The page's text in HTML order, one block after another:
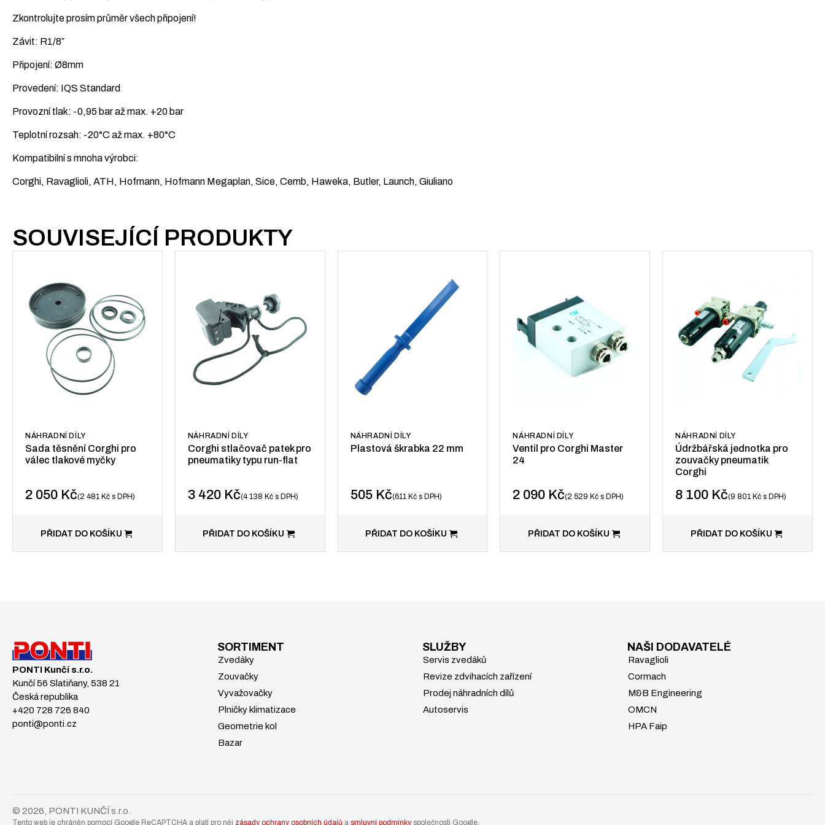
Zkontrolujte prosím průměr všech připojení!
Závit: R1/8″
Připojení: Ø8mm
Provedení: IQS Standard
Provozní tlak: -0,95 bar až max. +20 bar
Teplotní rozsah: -20°C až max. +80°C
Kompatibilní s mnoha výrobci:
Corghi, Ravaglioli, ATH, Hofmann, Hofmann Megaplan, Sice, Cemb, Haweka, Butler, Launch, Giuliano
SOUVISEJÍCÍ PRODUKTY
NÁHRADNÍ DÍLY
Sada těsnění Corghi pro
válec tlakové myčky
2 050 Kč 2 481 Kč s DPH
PŘIDAT DO KOŠÍKU
NÁHRADNÍ DÍLY
Corghi stlačovač patek pro
pneumatiky typu run-flat
3 420 Kč 4 138 Kčs DPH
PŘIDAT DO KOŠÍKU
NÁHRADNÍ DÍLY
Plastová škrabka 22 mm
505 Kč 611 Kčs DPH
PŘIDAT DO KOŠÍKU
NÁHRADNÍ DÍLY
Ventil pro Corghi Master
24
2 090 Kč 2 529Kč s DPH
PŘIDAT DO KOŠÍKU
NÁHRADNÍ DÍLY
Údržbářská jednotka pro
zouvačky pneumatik
Corghi
8 100 Kč 9 801Kč s DPH
PŘIDAT DO KOŠÍKU
PONTI Kunčí s.r.o.
Kunčí 56 Slatiňany, 538 21
Česká republika
+420 728 726 840
ponti@ponti.cz
SORTIMENT
Zvedáky
Zouvačky
Vyvažovačky
Plničky klimatizace
Geometrie kol
Bazar
SLUŽBY
Servis zvedáků
Revize zdvihacích zařízení
Prodej náhradních dílů
Autoservis
NAŠI DODAVATELÉ
Ravaglioli
Cormach
M&B Engineering
OMCN
HPA Faip
© 2026, PONTI KUNČÍ s.r.o.
Tento web je chráněn pomocí Google ReCAPTCHA a platí pro něj zásady ochrany osobních údajů a smluvní podmínky společnosti Google.